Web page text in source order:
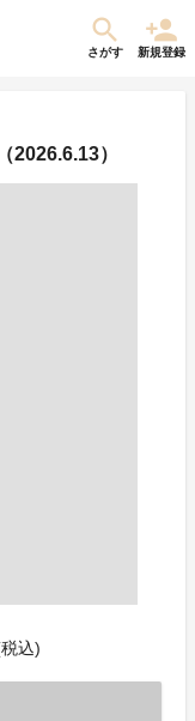
さがす 新規登録
2026.6.13）
込)